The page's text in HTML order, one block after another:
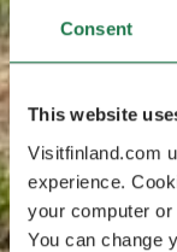
Consent
This website
Visitfinland.com
experience.
your computer
You can change